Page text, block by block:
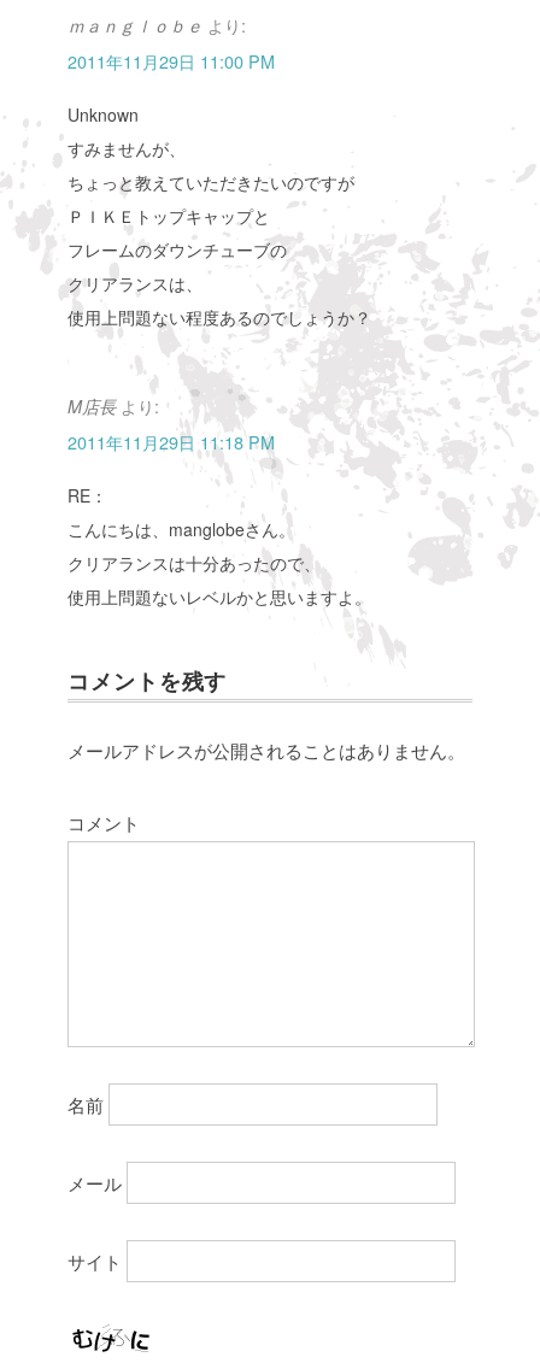
ｍａｎｇｌｏｂｅ より:
2011年11月29日 11:00 PM
Unknown
すみませんが、
ちょっと教えていただきたいのですが
ＰＩＫＥトップキャップと
フレームのダウンチューブの
クリアランスは、
使用上問題ない程度あるのでしょうか？
M店長 より:
2011年11月29日 11:18 PM
RE：
こんにちは、manglobeさん。
クリアランスは十分あったので、
使用上問題ないレベルかと思いますよ。
コメントを残す
メールアドレスが公開されることはありません。
コメント
名前
メール
サイト